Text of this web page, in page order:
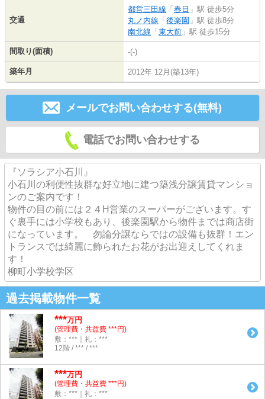
交通
都営三田線 「 春日 」駅 徒歩5分
丸ノ内線 「 後楽園 」駅 徒歩8分
南北線 「 東大前 」駅 徒歩15分
間取り(面積) -(-)
築年月 2012年 12月(築13年)
メールでお問い合わせする(無料)
電話でお問い合わせする
『ソラシア小石川』
小石川の利便性抜群な好立地に建つ築浅分譲賃貸マンショ
ンのご案内です！
物件の目の前には２４H営業のスーパーがございます。す
ぐ裏手には小学校もあり、後楽園駅から物件までは商店街
になっています。 勿論分譲ならではの設備も抜群！エン
トランスでは綺麗に飾られたお花がお出迎えしてくれま
す！
柳町小学校学区
過去掲載物件一覧
***万円
(管理費・共益費 ***円)
敷：***｜礼：***
12階 / *** / ***
***万円
(管理費・共益費 ***円)
敷：***｜礼：***